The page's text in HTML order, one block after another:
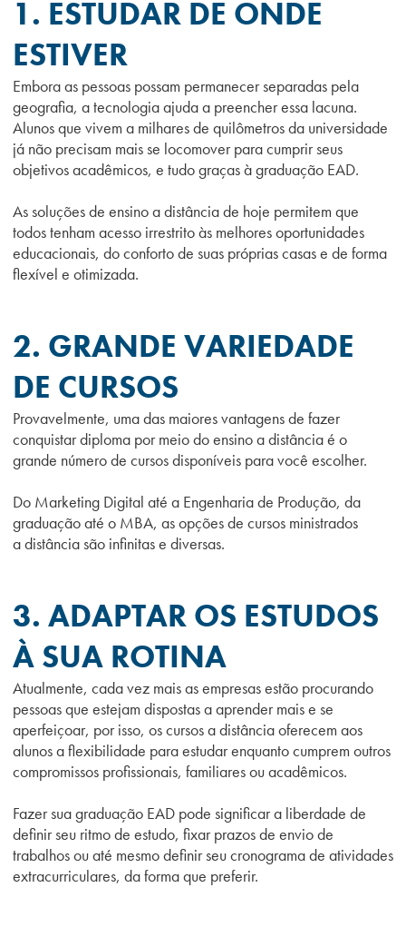
1. ESTUDAR DE ONDE
ESTIVER
Embora as pessoas possam permanecer separadas pela
geografia, a tecnologia ajuda a preencher essa lacuna.
Alunos que vivem a milhares de quilômetros da universidade
já não precisam mais se locomover para cumprir seus
objetivos acadêmicos, e tudo graças à graduação EAD.
As soluções de ensino a distância de hoje permitem que
todos tenham acesso irrestritoàs melhores oportunidades
educacionais, do conforto de suas próprias casas e de forma
flexível e otimizada.
2. GRANDE VARIEDADE
DE CURSOS
Provavelmente, uma das maiores vantagens de fazer
conquistar diploma por meio do ensino a distância é o
grande número de cursos disponíveis para você escolher.
Do Marketing Digital até a Engenharia de Produção, da
graduação até o MBA, as opções de cursos ministrados
adistânciasão infinitas e diversas.
3. ADAPTAR OS ESTUDOS
À SUA ROTINA
Atualmente, cada vez mais as empresas estão procurando
pessoas que estejam dispostas a aprender mais e se
aperfeiçoar, por isso, os cursosa distância oferecem aos
alunos a flexibilidade para estudar enquanto cumprem outros
compromissos profissionais, familiares ou acadêmicos.
Fazer sua graduação EAD pode significar a liberdade de
definir seu ritmo de estudo, fixar prazos de envio de
trabalhos ou até mesmo definir seu cronograma de atividades
extracurriculares, da forma que preferir.